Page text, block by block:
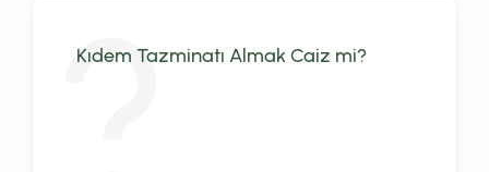
Kıdem Tazminatı Almak Caiz mi?